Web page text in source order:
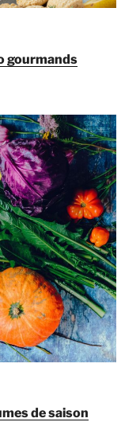
gourmands
de saison